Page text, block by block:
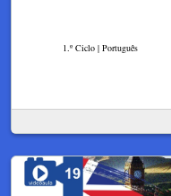
1.º Ciclo | Português